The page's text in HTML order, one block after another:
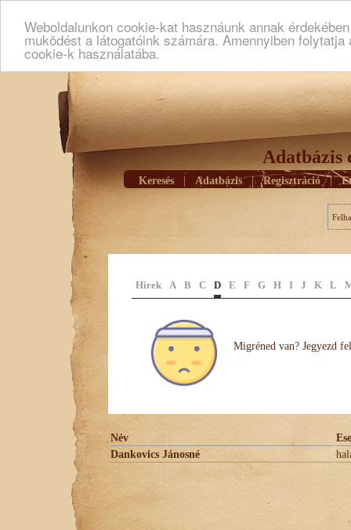
Weboldalunkon cookie-kat hasznáunk annak
muködést a látogatóink számára. Amennyiben
cookie-k használatába.
Adatbázis
Keresés Adatbázis | Regisztráció |
Hírek A B C D E F G H I J K L
Migréned van? Jegyezd
Név
Dankovics Jánosné